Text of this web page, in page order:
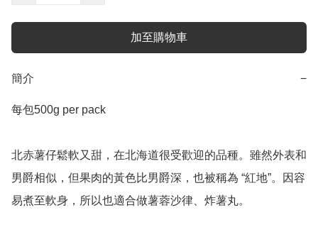
加至購物車
簡介 −
每包500g per pack
北赤薯仔鬆軟又甜，在北海道很受歡迎的品種。雖然外表和
男爵相似，但果肉的黃色比男爵深，也被稱為 “紅地”。因容
易煮至軟身，所以也適合做薯蓉沙律、炸薯丸。